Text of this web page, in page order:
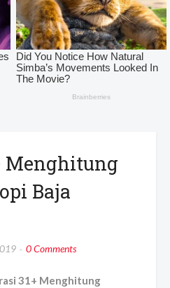
Menghitung
Baja
0 Comments
31+ Menghitung